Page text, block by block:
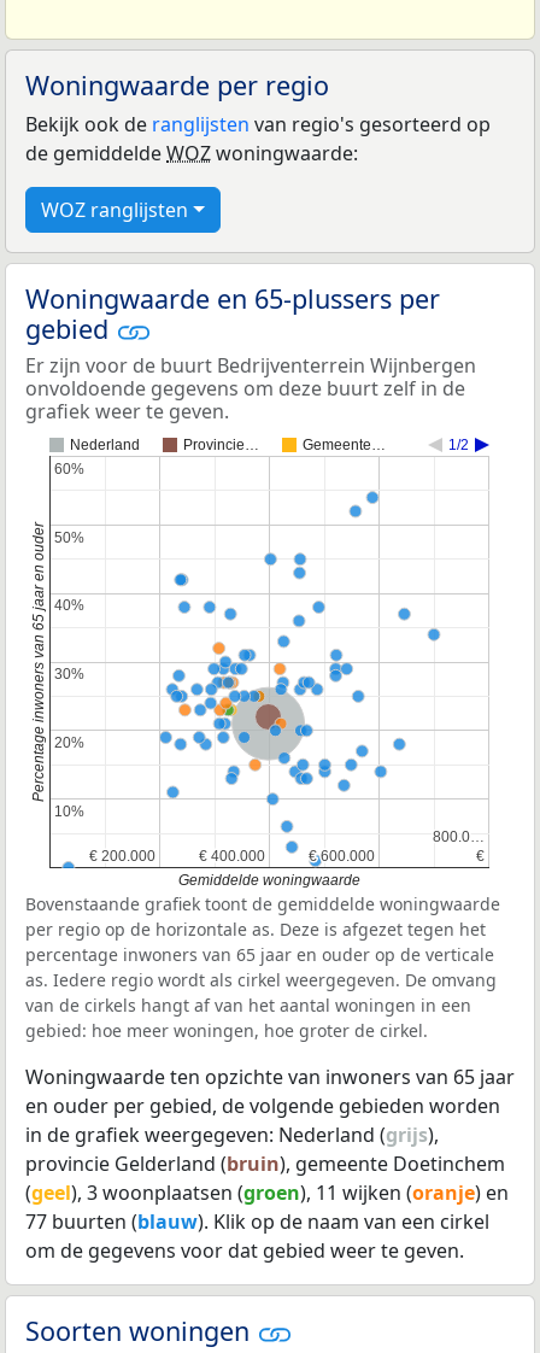
Woningwaarde per regio
Bekijk ook de ranglijsten van regio's gesorteerd op
de gemiddeldeWOZwoningwaarde:
WOZ ranglijsten
Woningwaarde en 65-plussers per
gebied
Er zijn voor de buurt Bedrijventerrein Wijnbergen
onvoldoende gegevens om deze buurt zelf in de
grafiek weer te geven.
Nederland Provincie… Gemeente… 1/2
Nederland
Provincie Gelderland
€ 200.000
€ 200.000 € 400.000
€ 400.000 € 600.000
€ 600.000 €
€
800.0…
800.0…
10%
10%
20%
20%
30%
30%
40%
40%
50%
50%
60%
60%
Gemiddelde woningwaarde
Percentage inwoners van 65 jaar en ouder
Bovenstaande grafiek toont de gemiddelde woningwaarde
per regio op de horizontale as. Deze is afgezet tegen het
percentage inwoners van 65 jaar en ouder op de verticale
as. Iedere regio wordt als cirkel weergegeven. De omvang
van de cirkels hangt af van het aantal woningen in een
gebied: hoe meer woningen, hoe groter de cirkel.
Woningwaarde ten opzichte van inwoners van 65 jaar
en ouder per gebied, de volgende gebieden worden
in de grafiek weergegeven: Nederland (grijs),
provincie Gelderland (bruin), gemeente Doetinchem
(geel), 3 woonplaatsen (groen), 11 wijken (oranje) en
77 buurten (blauw). Klik op de naam van een cirkel
om de gegevens voor dat gebied weer te geven.
Soorten woningen